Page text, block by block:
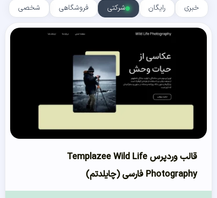
خبری رایگان شرکتی فروشگاهی شخصی
قالب وردپرس Templazee Wild Life
Photography فارسی (چایلدتم)